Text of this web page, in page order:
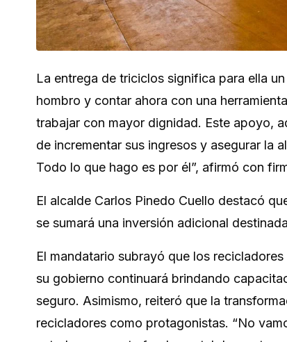
La entrega de triciclos significa para ella
hombro y contar ahora con una
trabajar con mayor dignidad. Este apoyo,
de incrementar sus ingresos y asegurar la
Todo lo que hago es por él”, afirmó con
El alcalde Carlos Pinedo Cuello destacó
se sumará una inversión adicional
El mandatario subrayó que los
su gobierno continuará brindando
seguro. Asimismo, reiteró que la
recicladores como protagonistas. “No